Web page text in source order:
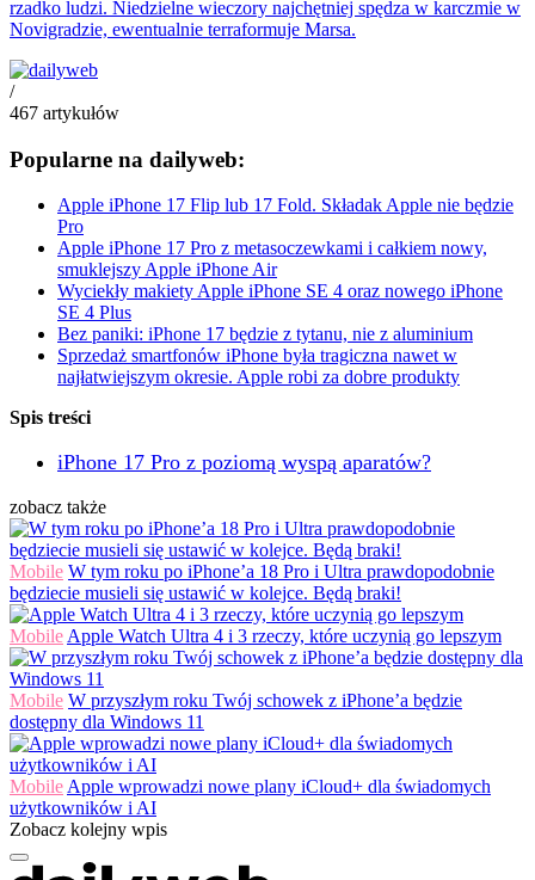
rzadko ludzi. Niedzielne wieczory najchętniej spędza w karczmie w
Novigradzie, ewentualnie terraformuje Marsa.
/
467 artykułów
Popularne na dailyweb:
Apple iPhone 17 Flip lub 17 Fold. Składak Apple nie będzie
Pro
Apple iPhone 17 Pro z metasoczewkami i całkiem nowy,
smuklejszy Apple iPhone Air
Wyciekły makiety Apple iPhone SE 4 oraz nowego iPhone
SE 4 Plus
Bez paniki: iPhone 17 będzie z tytanu, nie z aluminium
Sprzedaż smartfonów iPhone była tragiczna nawet w
najłatwiejszym okresie. Apple robi za dobre produkty
Spis treści
iPhone 17 Pro z poziomą wyspą aparatów?
zobacz także
Mobile W tym roku po iPhone’a 18 Pro i Ultra prawdopodobnie
będziecie musieli się ustawić w kolejce. Będą braki!
Mobile Apple Watch Ultra 4 i 3 rzeczy, które uczynią go lepszym
Mobile W przyszłym roku Twój schowek z iPhone’a będzie
dostępny dla Windows 11
Mobile Apple wprowadzi nowe plany iCloud+ dla świadomych
użytkowników i AI
Zobacz kolejny wpis